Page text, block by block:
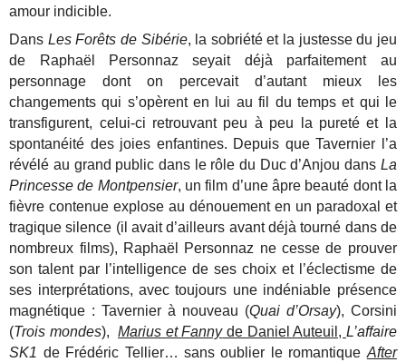
amour indicible.
Dans Les Forêts de Sibérie, la sobriété et la justesse du jeu
de Raphaël Personnaz seyait déjà parfaitement au
personnage dont on percevait d’autant mieux les
changements qui s’opèrent en lui au fil du temps et qui le
transfigurent, celui-ci retrouvant peu à peu la pureté et la
spontanéité des joies enfantines. Depuis que Tavernier l’a
révélé au grand public dans le rôle du Duc d’Anjou dans La
Princesse de Montpensier, un film d’une âpre beauté dont la
fièvre contenue explose au dénouement en un paradoxal et
tragique silence (il avait d’ailleurs avant déjà tourné dans de
nombreux films), Raphaël Personnaz ne cesse de prouver
son talent par l’intelligence de ses choix et l’éclectisme de
ses interprétations, avec toujours une indéniable présence
magnétique : Tavernier à nouveau (Quai d’Orsay), Corsini
(Trois mondes),Marius et Fannyde Daniel Auteuil, L’affaire
SK1 de Frédéric Tellier… sans oublier le romantique After